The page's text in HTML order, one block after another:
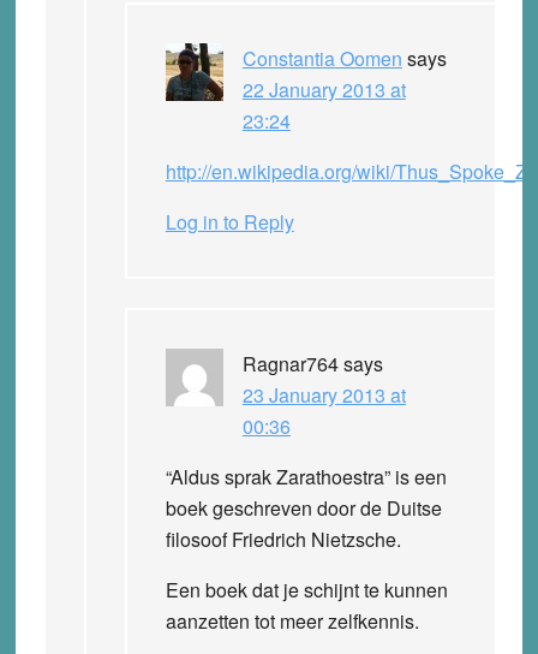
Constantia Oomen says
22 January 2013 at
23:24
http://en.wikipedia.org/wiki/
Log in to Reply
Ragnar764says
23 January 2013 at
00:36
“Aldus sprak Zarathoestra” is een
boek geschreven door de Duitse
filosoof Friedrich Nietzsche.
Een boek dat je schijnt te kunnen
aanzetten tot meer zelfkennis.